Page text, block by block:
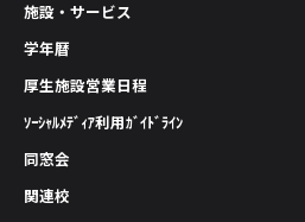
施設・サービス
学年暦
厚生施設営業日程
ｿｰｼｬﾙﾒﾃﾞｨｱ利用ｶﾞｲﾄﾞﾗｲﾝ
同窓会
関連校